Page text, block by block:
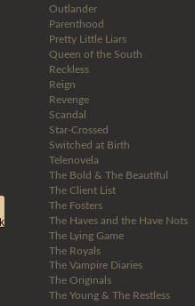
Outlander
Parenthood
Pretty Little Liars
Queen of the South
Reckless
Reign
Revenge
Scandal
Star-Crossed
Switched at Birth
Telenovela
The Bold & The Beautiful
The Client List
The Fosters
The Haves and the Have Nots
The Lying Game
The Royals
The Vampire Diaries
The Originals
The Young & The Restless